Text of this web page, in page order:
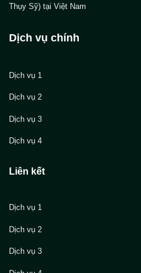
Thụy Sỹ) tại Việt Nam
Dịch vụ chính
Dịch vụ 1
Dịch vụ 2
Dịch vụ 3
Dịch vụ 4
Liên kết
Dịch vụ 1
Dịch vụ 2
Dịch vụ 3